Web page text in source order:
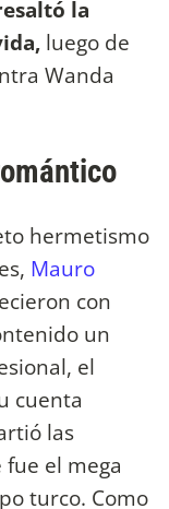
la
luego de
Wanda
hermetismo
Mauro
con
un
el
cuenta
las
el mega
turco. Como